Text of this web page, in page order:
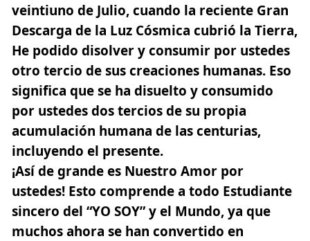
veintiuno de Julio, cuando la reciente Gran
Descarga de la Luz Cósmica cubrió la Tierra,
He podido disolver y consumir por ustedes
otro tercio de sus creaciones humanas. Eso
significa que se ha disuelto y consumido
por ustedes dos tercios de su propia
acumulación humana de las centurias,
incluyendo el presente.
¡Así de grande es Nuestro Amor por
ustedes! Esto comprende a todo Estudiante
sincero del “YO SOY” y el Mundo, ya que
muchos ahora se han convertido en